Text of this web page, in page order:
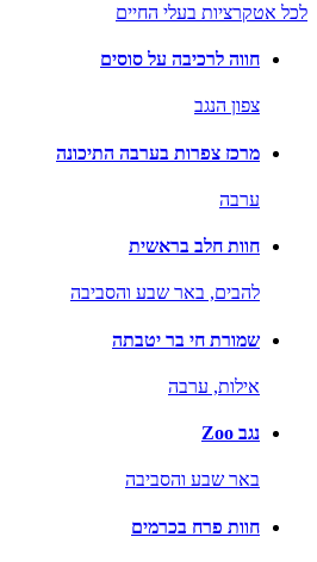
לכל אטקרציות בעלי החיים
חווה לרכיבה על סוסים
צפון הנגב
מרכז צפרות בערבה התיכונה
ערבה
חוות חלב בראשית
להבים, באר שבע והסביבה
שמורת חי בר יטבתה
אילות, ערבה
נגב Zoo
באר שבע והסביבה
חוות פרח בכרמים